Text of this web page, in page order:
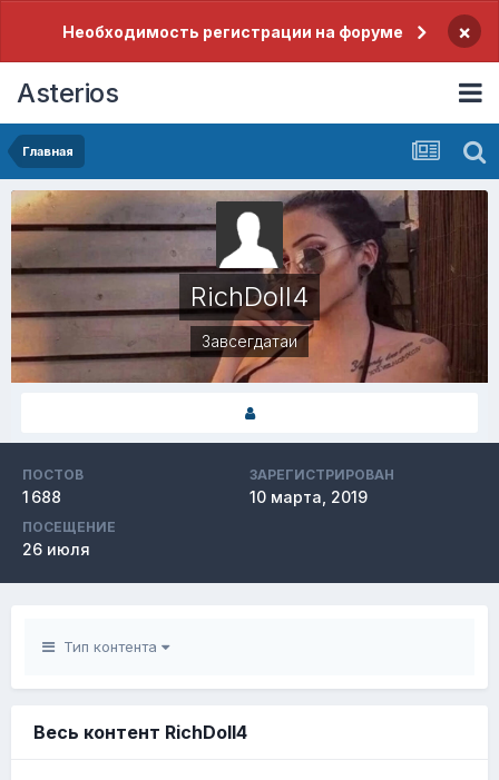
Необходимость регистрации на форуме ×
Asterios
Главная
RichDoll4
Завсегдатаи
ПОСТОВ
1 688
ЗАРЕГИСТРИРОВАН
10 марта, 2019
ПОСЕЩЕНИЕ
26 июля
Тип контента
Весь контент RichDoll4